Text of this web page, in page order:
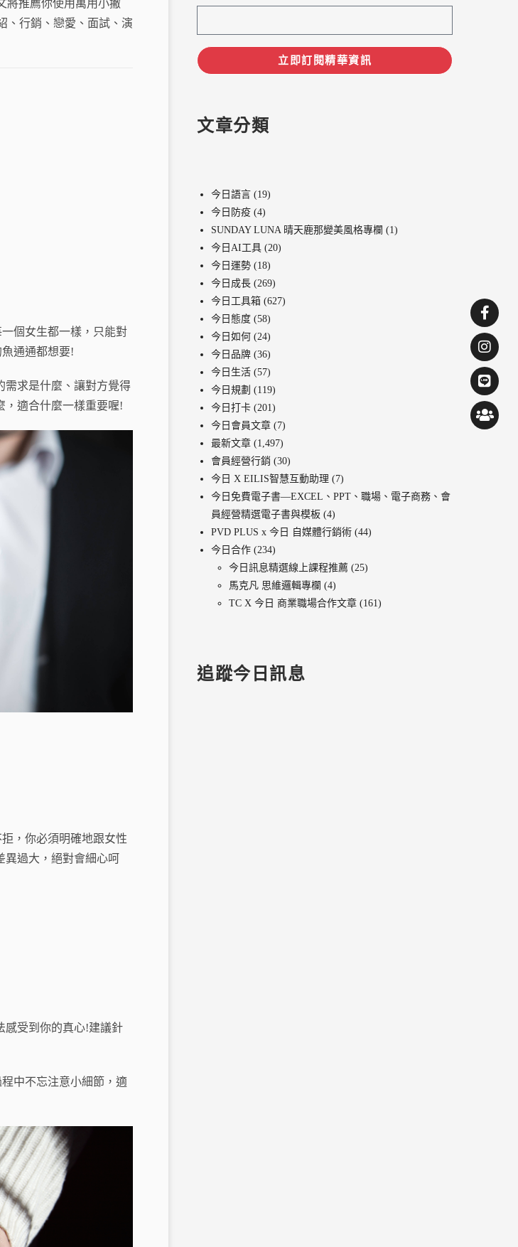
將推薦你使用萬用小撇
、行銷、戀愛、面試、演
個女生都一樣，只能對
通通都想要!
需求是什麼、讓對方覺得
，適合什麼一樣重要喔!
，你必須明確地跟女性
異過大，絕對會細心呵
感受到你的真心!建議針
中不忘注意小細節，適
立即訂閱精華資訊
文章分類
今日語言 (19)
今日防疫 (4)
SUNDAY LUNA 晴天鹿那變美風格專欄 (1)
今日AI工具 (20)
今日運勢 (18)
今日成長 (269)
今日工具箱 (627)
今日態度 (58)
今日如何 (24)
今日品牌 (36)
今日生活 (57)
今日規劃 (119)
今日打卡 (201)
今日會員文章 (7)
最新文章 (1,497)
會員經營行銷 (30)
今日 X EILIS智慧互動助理 (7)
今日免費電子書—EXCEL、PPT、職場、電子商務、會
員經營精選電子書與模板 (4)
PVD PLUS x 今日 自媒體行銷術 (44)
今日合作 (234)
今日訊息精選線上課程推薦 (25)
馬克凡 思維邏輯專欄 (4)
TC X 今日 商業職場合作文章 (161)
追蹤今日訊息